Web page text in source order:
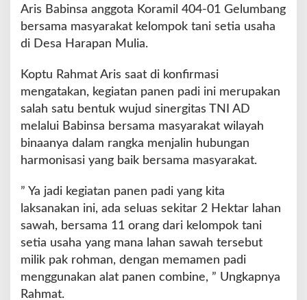
n
g
u
n
L
a
n
u
n
g
n
t
Aris Babinsa anggota Koramil 404-01 Gelumbang
bersama masyarakat kelompok tani setia usaha
di Desa Harapan Mulia.
Koptu Rahmat Aris saat di konfirmasi
mengatakan, kegiatan panen padi ini merupakan
salah satu bentuk wujud sinergitas TNI AD
melalui Babinsa bersama masyarakat wilayah
binaanya dalam rangka menjalin hubungan
harmonisasi yang baik bersama masyarakat.
” Ya jadi kegiatan panen padi yang kita
laksanakan ini, ada seluas sekitar 2 Hektar lahan
sawah, bersama 11 orang dari kelompok tani
setia usaha yang mana lahan sawah tersebut
milik pak rohman, dengan memamen padi
menggunakan alat panen combine, ” Ungkapnya
Rahmat.